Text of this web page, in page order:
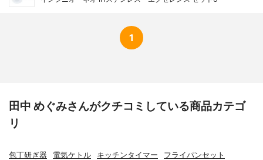
1
田中 めぐみさんがクチコミしている商品カテゴ
リ
包丁研ぎ器 電気ケトル キッチンタイマー フライパンセット